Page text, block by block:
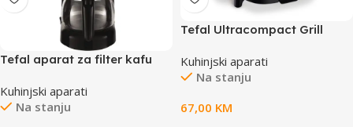
Tefal aparat za filter kafu
Kuhinjski aparati
Na stanju
Tefal Ultracompact Grill
Kuhinjski aparati
Na stanju
67,00 KM